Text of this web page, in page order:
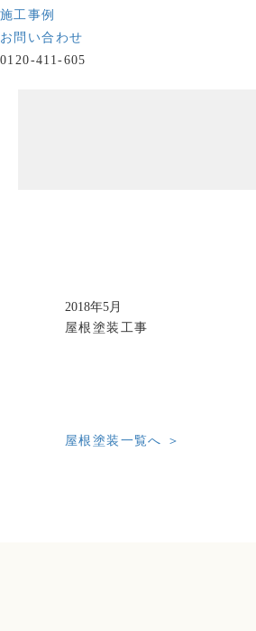
施工事例
お問い合わせ
0120-411-605
2018年5月
屋根塗装工事
屋根塗装一覧へ ＞